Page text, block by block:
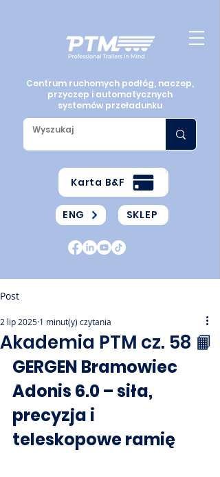
Centrum ruchomych podłóg, naczep,
przyczep i automatycznych
systemów przeładunku
Karta B&F
ENG SKLEP
Post
Akademia PTM cz. 58 📙
2 lip 2025 1 minut(y) czytania
GERGEN Bramowiec
Adonis 6.0 – siła,
precyzja i
teleskopowe ramię